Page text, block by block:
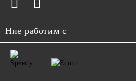
Ние работим с